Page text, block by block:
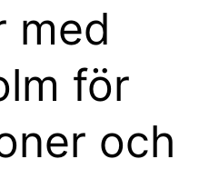
med
för
och